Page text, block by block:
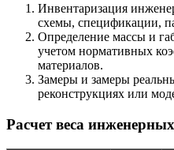
Инвентаризация
схемы, спецификации,
Определение массы и
учетом нормативных
материалов.
Замеры и замеры
реконструкциях или
Расчет веса